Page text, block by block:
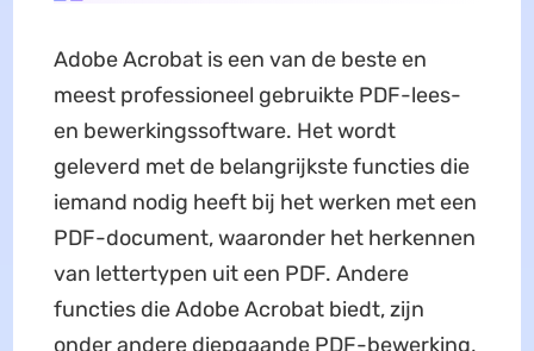
Adobe Acrobat is een van de beste en
meest professioneel gebruikte PDF-lees-
en bewerkingssoftware. Het wordt
geleverd met de belangrijkste functies die
iemand nodig heeft bij het werken met een
PDF-document, waaronder het herkennen
van lettertypen uit een PDF. Andere
functies die Adobe Acrobat biedt, zijn
onder andere diepgaande PDF-bewerking,